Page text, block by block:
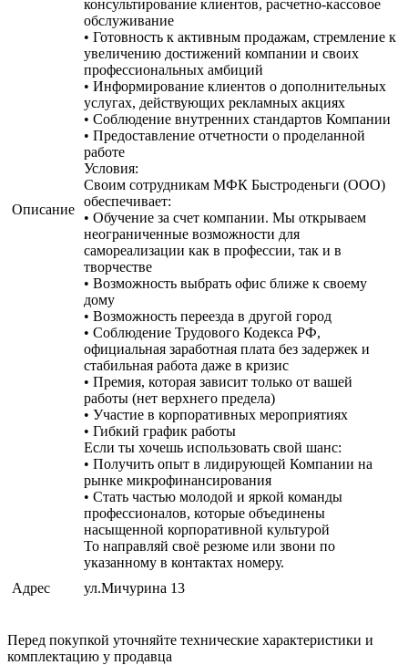
Описание
консультирование клиентов, расчетно-кассовое
обслуживание
• Готовность к активным продажам, стремление к
увеличению достижений компании и своих
профессиональных амбиций
• Информирование клиентов о дополнительных
услугах, действующих рекламных акциях
• Соблюдение внутренних стандартов Компании
• Предоставление отчетности о проделанной
работе
Условия:
Своим сотрудникам МФК Быстроденьги (ООО)
обеспечивает:
• Обучение за счет компании. Мы открываем
неограниченные возможности для
самореализации как в профессии, так и в
творчестве
• Возможность выбрать офис ближе к своему
дому
• Возможность переезда в другой город
• Соблюдение Трудового Кодекса РФ,
официальная заработная плата без задержек и
стабильная работа даже в кризис
• Премия, которая зависит только от вашей
работы (нет верхнего предела)
• Участие в корпоративных мероприятиях
• Гибкий график работы
Если ты хочешь использовать свой шанс:
• Получить опыт в лидирующей Компании на
рынке микрофинансирования
• Стать частью молодой и яркой команды
профессионалов, которые объединены
насыщенной корпоративной культурой
То направляй своё резюме или звони по
указанному в контактах номеру.
Адрес
ул.Мичурина 13
Перед покупкой уточняйте технические характеристики и
комплектацию у продавца